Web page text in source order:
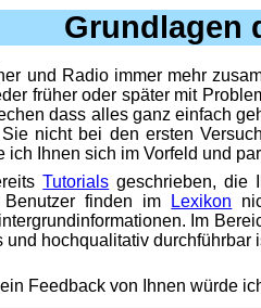
Grundlagen
und Radio immer mehr
früher oder später mit
dass alles ganz einfach
nicht bei den ersten
ich Ihnen sich im Vorfeld und
Tutorials geschrieben, die
Benutzer finden im
Lexikon
Im
hochqualitativ durchführbar
Feedback von Ihnen würde